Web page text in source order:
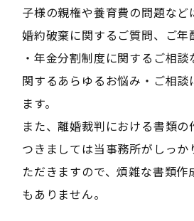
子様の親権や養育費の問題など
婚約破棄に関するご質問、ご年
・年金分割制度に関するご相
関するあらゆるお悩み・ご相談
ます。
また、離婚裁判における書類
つきましては当事務所がしっか
ただきますので、煩雑な書類
もありません。